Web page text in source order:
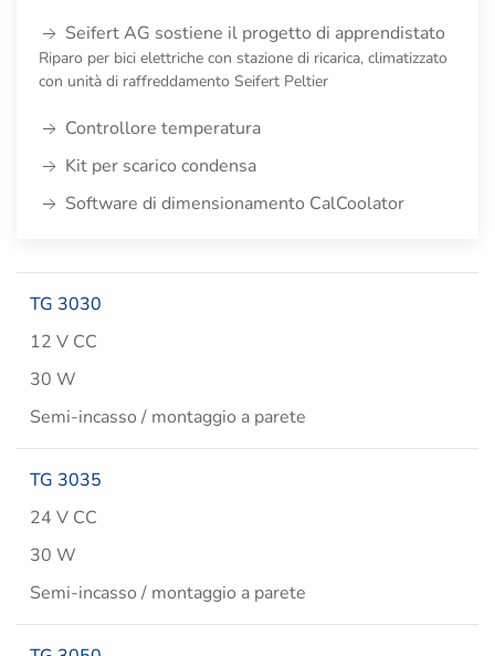
Seifert AG sostiene il progetto di apprendistato
Riparo per bici elettriche con stazione di ricarica, climatizzato
con unità di raffreddamento Seifert Peltier
Controllore temperatura
Kit per scarico condensa
Software di dimensionamento CalCoolator
TG 3030
12 V CC
30 W
Semi-incasso / montaggio a parete
TG 3035
24 V CC
30 W
Semi-incasso / montaggio a parete